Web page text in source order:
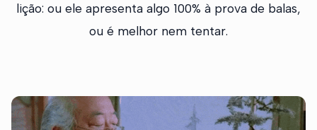
lição: ou ele apresenta algo 100% à prova de balas,
ou é melhor nem tentar.